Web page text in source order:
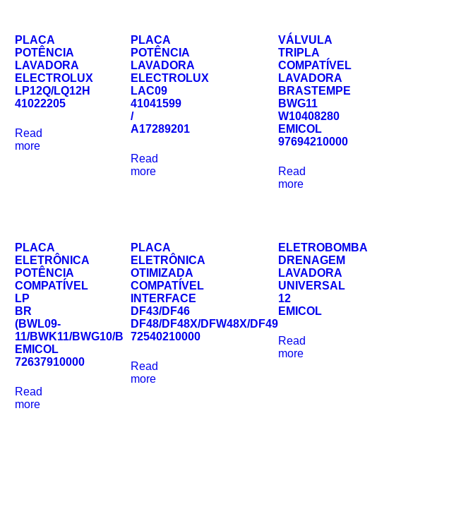
PLACA
POTÊNCIA
LAVADORA
ELECTROLUX
LP12Q/LQ12H
41022205
Read
more
PLACA
POTÊNCIA
LAVADORA
ELECTROLUX
LAC09
41041599
/
A17289201
Read
more
VÁLVULA
TRIPLA
COMPATÍVEL
LAVADORA
BRASTEMPE
BWG11
W10408280
EMICOL
97694210000
Read
more
PLACA
ELETRÔNICA
POTÊNCIA
COMPATÍVEL
LP
BR
(BWL09-
11/BWK11/BWG10/B
EMICOL
72637910000
Read
more
PLACA
ELETRÔNICA
OTIMIZADA
COMPATÍVEL
INTERFACE
DF43/DF46
DF48/DF48X/DFW48X/DF49
72540210000
Read
more
ELETROBOMBA
DRENAGEM
LAVADORA
UNIVERSAL
12
EMICOL
Read
more